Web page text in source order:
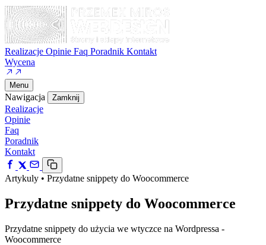
Realizacje Opinie Faq Poradnik Kontakt
Wycena
Menu
Nawigacja Zamknij
Realizacje
Opinie
Faq
Poradnik
Kontakt
Artykuly • Przydatne snippety do Woocommerce
Przydatne snippety do Woocommerce
Przydatne snippety do użycia we wtyczce na Wordpressa -
Woocommerce